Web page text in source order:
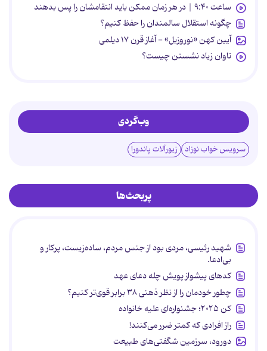
ساعت ۹:۴۰ | در هر زمان ممکن باید انتقامشان را پس بدهند
چگونه استقلال سالمندان را حفظ کنیم؟
آیین کهن «نوروزبل» - آغاز قرن ۱۷ دیلمی
تاوان زیاد نشستن چیست؟
وب‌گردی
سرویس خواب نوزاد زیورآلات پاندورا
پربحث‌ها
شهید رئیسی، مردی بود از جنس مردم، ساده‌زیست، پرکار و
بی‌ادعا.
کدهای پیشواز پویش چله دعای عهد
چطور خودمان را از نظر ذهنی ۳۸ برابر قوی‌تر کنیم؟
کن ۲۰۲۵؛ جشنواره‌ای علیه خانواده
راز افرادی که کمتر ضرر می‌کنند!
دورود، سرزمین شگفتی‌های طبیعت